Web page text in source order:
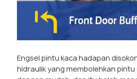
Engsel pintu kaca hadapan
hidraulik yang membolehkan